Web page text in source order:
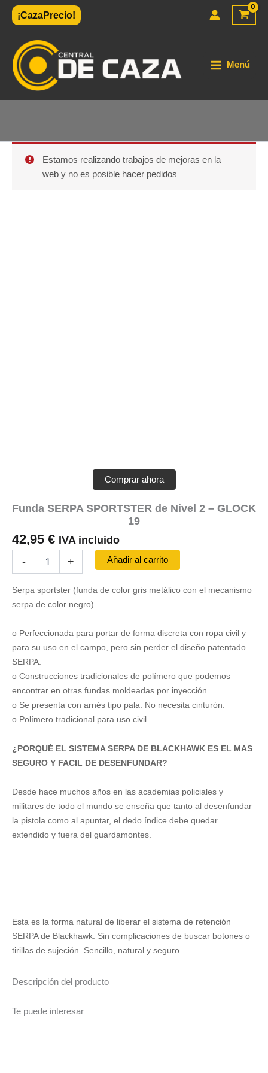
¡CazaPrecio!
Menú
Estamos realizando trabajos de mejoras en la
web y no es posible hacer pedidos
Comprar ahora
Funda SERPA SPORTSTER de Nivel 2 – GLOCK
19
42,95 € IVA incluido
-
de
Nivel
GLOCK
19
cantidad
+ Añadir al carrito
Serpa sportster (funda de color gris metálico con el mecanismo
serpa de color negro)
o Perfeccionada para portar de forma discreta con ropa civil y
para su uso en el campo, pero sin perder el diseño patentado
SERPA.
o Construcciones tradicionales de polímero que podemos
encontrar en otras fundas moldeadas por inyección.
o Se presenta con arnés tipo pala. No necesita cinturón.
o Polímero tradicional para uso civil.
¿PORQUÉ EL SISTEMA SERPA DE BLACKHAWK ES EL MAS
SEGURO Y FACIL DE DESENFUNDAR?
Desde hace muchos años en las academias policiales y
militares de todo el mundo se enseña que tanto al desenfundar
la pistola como al apuntar, el dedo índice debe quedar
extendido y fuera del guardamontes.
Esta es la forma natural de liberar el sistema de retención
SERPA de Blackhawk. Sin complicaciones de buscar botones o
tirillas de sujeción. Sencillo, natural y seguro.
Descripción del producto
Te puede interesar